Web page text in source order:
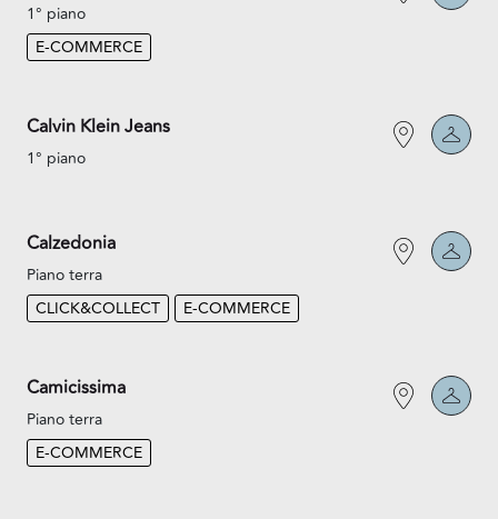
1° piano
E-COMMERCE
Calvin Klein Jeans
1° piano
Calzedonia
Piano terra
CLICK&COLLECT
E-COMMERCE
Camicissima
Piano terra
E-COMMERCE